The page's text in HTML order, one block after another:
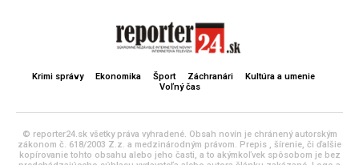
Krimi správy Ekonomika Šport Záchranári
Kultúra a umenie
Voľný čas
© reporter24.sk všetky práva vyhradené. Obsah novín je chránený autorským
zákonom č. 618/2003 Z.z. a medzinárodným právom. Prepis , šírenie, či ďalšie
kopírovanie tohto obsahu alebo jeho časti, a to akýmkoľvek spôsobom je bez